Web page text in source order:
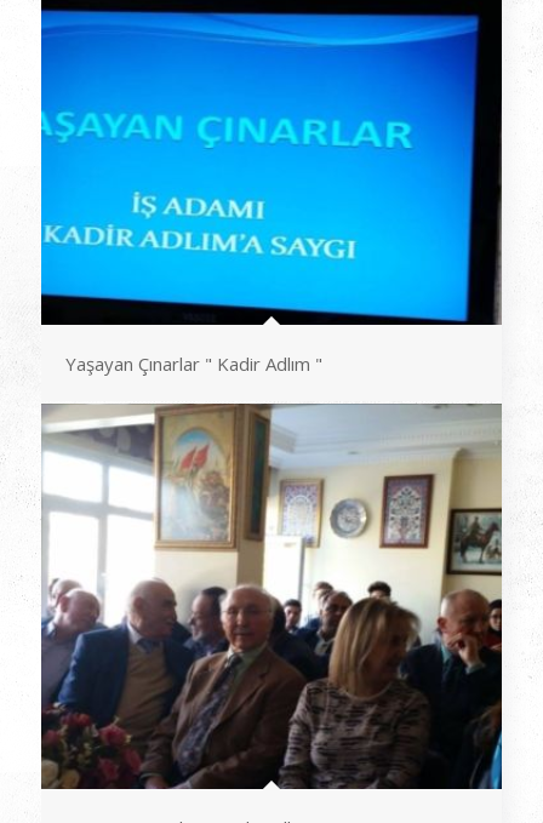
Yaşayan Çınarlar " Kadir Adlım "